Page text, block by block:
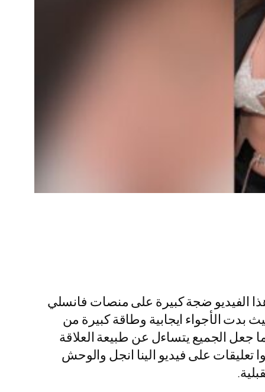
الفيديو ضجة كبيرة على منصات فانسلي
بدت الأجواء ايجابية وطاقة كبيرة من
جعل الجميع يتساءل عن طبيعة العلاقة
تعليقات على فيديو الينا انجل والوحش